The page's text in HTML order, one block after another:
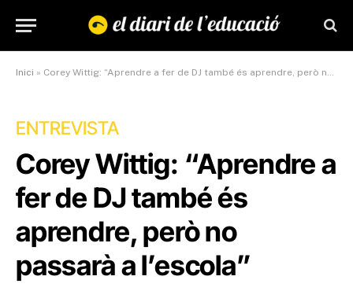
Inici » Corey Wittig: “Aprendre a fer de DJ també és aprendre, però no passarà a l’escola”
ENTREVISTA
Corey Wittig: “Aprendre a
fer de DJ també és
aprendre, però no
passarà a l’escola”